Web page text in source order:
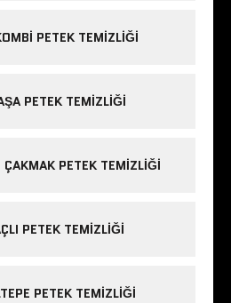
PETEK TEMIZLIĞI
PETEK TEMIZLIĞI
PETEK TEMIZLIĞI
PETEK TEMIZLIĞI
PETEK TEMIZLIĞI